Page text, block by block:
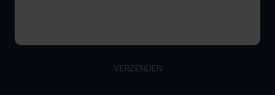
VERZENDEN